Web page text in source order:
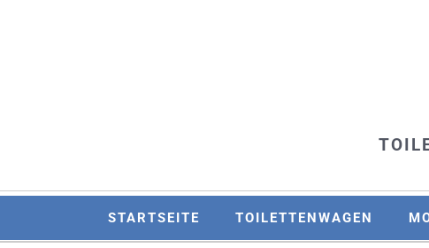
STARTSEITE TOILETTENWAGEN